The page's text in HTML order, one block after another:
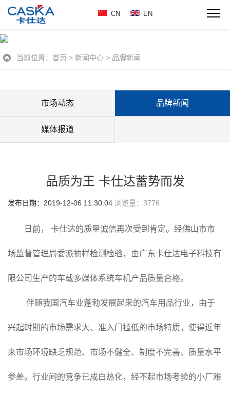
CN EN
当前位置： 首页 > 新闻中心 > 品牌新闻
市场动态 品牌新闻
媒体报道
品质为王 卡仕达蓄势而发
发布日期：2019-12-06 11:30:04 浏览量： 3776
日前， 卡仕达的质量诚信再次受到肯定。经佛山市市
场监督管理局委派抽样检测检验，由广东卡仕达电子科技有
限公司生产的车载多媒体系统车机产品质量合格。
伴随我国汽车业蓬勃发展起来的汽车用品行业，由于
兴起时期的市场需求大、准入门槛低的市场特质，使得近年
来市场环境缺乏规范、市场不健全、制度不完善、质量水平
参差。行业间的竞争已成白热化，经不起市场考验的小厂难